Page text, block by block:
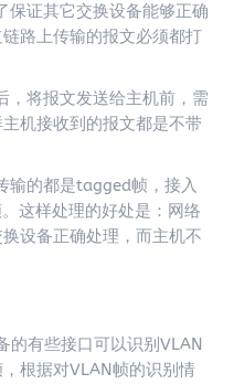
保证其它交换设备能够正确
路上传输的报文必须都打
，将报文发送给主机前，需
机接收到的报文都是不带
输的都是tagged帧，接入
这样处理的好处是：网络
设备正确处理，而主机不
的有些接口可以识别VLAN
根据对VLAN帧的识别情